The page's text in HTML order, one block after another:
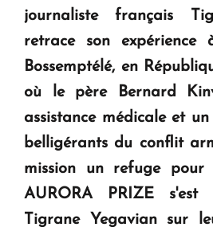
KASA : 30 ans d'audace, de
en Arménie
Le premier hôtel Hyatt
ouvrira ses portes à Dilijan
journaliste français
retrace son
Bossemptélé, en
où le père Bernard
assistance médicale et
belligérants du conflit
mission un refuge pour
AURORA PRIZE s'est
Tigrane Yegavian sur